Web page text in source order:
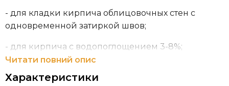
- для кладки кирпича облицовочных стен с
одновременной затиркой швов;
- для кирпича с водопоглощением 3-8%;
минимизирует высолы;
Читати повний опис
Характеристики